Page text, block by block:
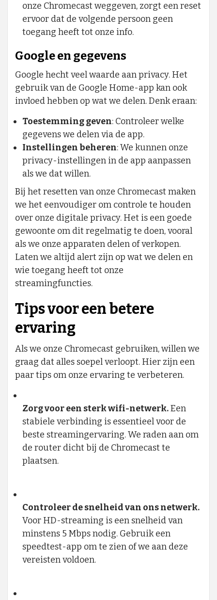
onze Chromecast weggeven, zorgt een reset
ervoor dat de volgende persoon geen
toegang heeft tot onze info.
Google en gegevens
Google hecht veel waarde aan privacy. Het
gebruik van de Google Home-app kan ook
invloed hebben op wat we delen. Denk eraan:
Toestemming geven: Controleer welke
gegevens we delen via de app.
Instellingen beheren: We kunnen onze
privacy-instellingen in de app aanpassen
als we dat willen.
Bij het resetten van onze Chromecast maken
we het eenvoudiger om controle te houden
over onze digitale privacy. Het is een goede
gewoonte om dit regelmatig te doen, vooral
als we onze apparaten delen of verkopen.
Laten we altijd alert zijn op wat we delen en
wie toegang heeft tot onze
streamingfuncties.
Tips voor een betere
ervaring
Als we onze Chromecast gebruiken, willen we
graag dat alles soepel verloopt. Hier zijn een
paar tips om onze ervaring te verbeteren.
Zorg voor een sterk wifi-netwerk.Een
stabiele verbinding is essentieel voor de
beste streamingervaring. We raden aan om
de router dicht bij de Chromecast te
plaatsen.
Controleer de snelheid van ons netwerk.
Voor HD-streaming is een snelheid van
minstens 5 Mbps nodig. Gebruik een
speedtest-app om te zien of we aan deze
vereisten voldoen.